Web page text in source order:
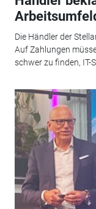
Die Händler der
Auf Zahlungen
schwer zu finden, IT-